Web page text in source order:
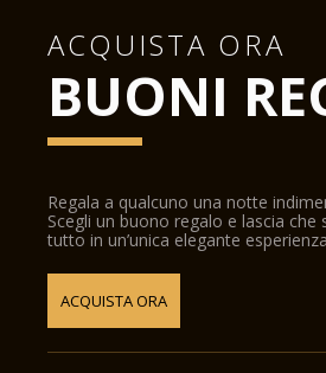
ACQUISTA ORA
BUONI
Regala a qualcuno una notte
Scegli un buono regalo e lascia
tutto in un’unica elegante
ACQUISTA ORA